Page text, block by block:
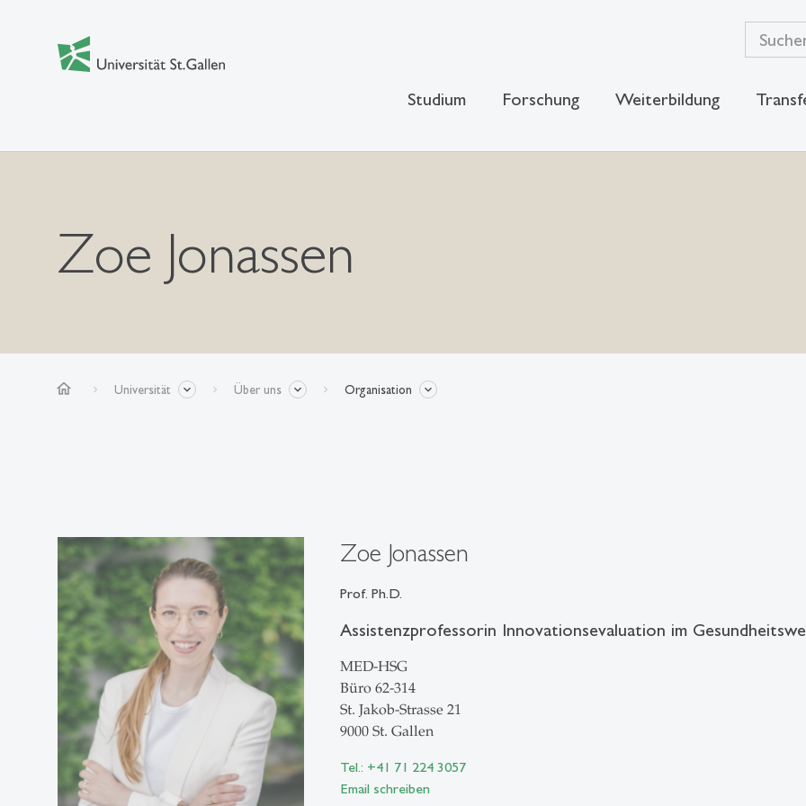
Studium Forschung Weiterbildung
Zoe Jonassen
home Universität Über uns Organisation
Zoe Jonassen
Prof. Ph.D.
Assistenzprofessorin Innovationsevaluation im
MED-HSG
Büro 62-314
St. Jakob-Strasse 21
9000 St. Gallen
Tel.: +41 71 224 3057
Email schreiben